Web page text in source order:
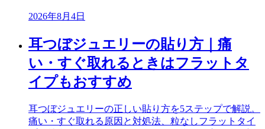
2026年8月4日
耳つぼジュエリーの貼り方｜痛
い・すぐ取れるときはフラットタ
イプもおすすめ
耳つぼジュエリーの正しい貼り方を5ステップで解説。
痛い・すぐ取れる原因と対処法、粒なしフラットタイ